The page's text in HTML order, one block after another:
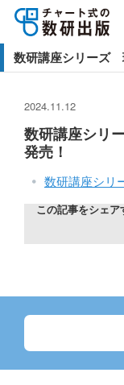
数研講座シリーズ
数研講座シ
発売！
2024.11.12
数研講座シ
この記事をシェア